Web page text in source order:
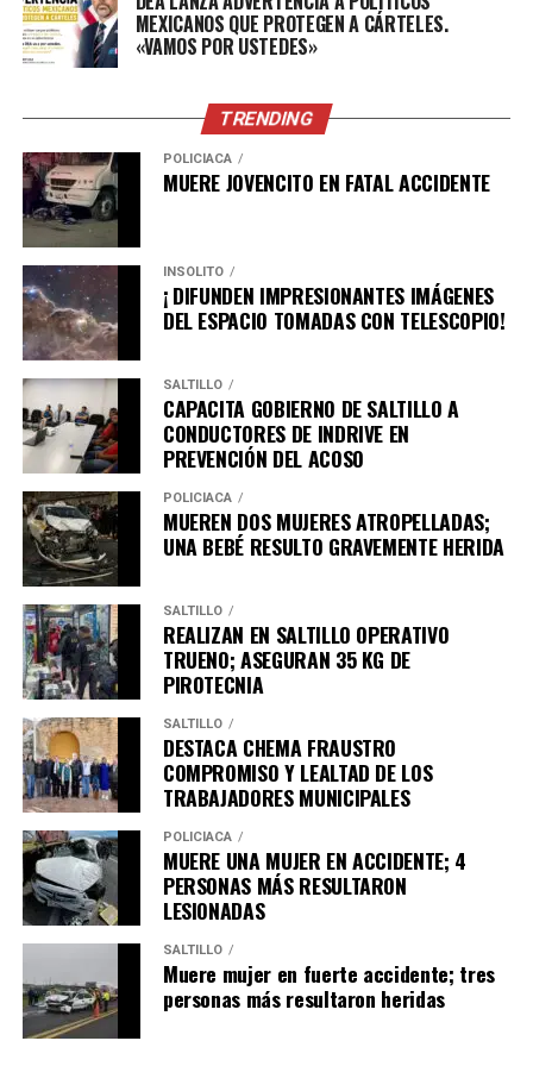
MEXICANOS QUE PROTEGEN A CÁRTELES.
«VAMOS POR USTEDES»
TRENDING
POLICÍACA
MUERE JOVENCITO EN FATAL ACCIDENTE
INSÓLITO
¡ DIFUNDEN IMPRESIONANTES IMÁGENES
DEL ESPACIO TOMADAS CON TELESCOPIO!
SALTILLO
CAPACITA GOBIERNO DE SALTILLO A
CONDUCTORES DE INDRIVE EN
PREVENCIÓN DEL ACOSO
POLICÍACA
MUEREN DOS MUJERES ATROPELLADAS;
UNA BEBÉ RESULTO GRAVEMENTE HERIDA
SALTILLO
REALIZAN EN SALTILLO OPERATIVO
TRUENO; ASEGURAN 35 KG DE
PIROTECNIA
SALTILLO
DESTACA CHEMA FRAUSTRO
COMPROMISO Y LEALTAD DE LOS
TRABAJADORES MUNICIPALES
POLICÍACA
MUERE UNA MUJER EN ACCIDENTE; 4
PERSONAS MÁS RESULTARON
LESIONADAS
SALTILLO
Muere mujer en fuerte accidente; tres
personas más resultaron heridas